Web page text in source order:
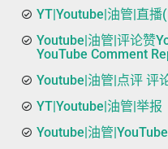
YT|Youtube|油管|直
Youtube|油管|评论赞
YouTube Comment
Youtube|油管|点评 评
YT|Youtube|油管|举报
Youtube|油管